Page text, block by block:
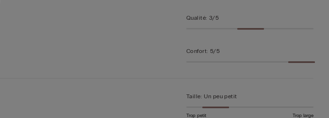
Qualité: 3/5
Confort: 5/5
Taille: Un peu petit
Trop petit Trop large